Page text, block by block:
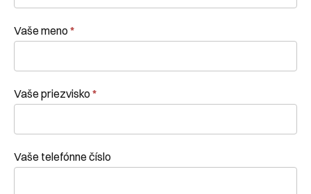
Vaše meno *
Vaše priezvisko *
Vaše telefónne číslo